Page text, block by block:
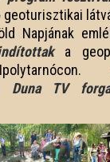
Napjának
a
Duna TV